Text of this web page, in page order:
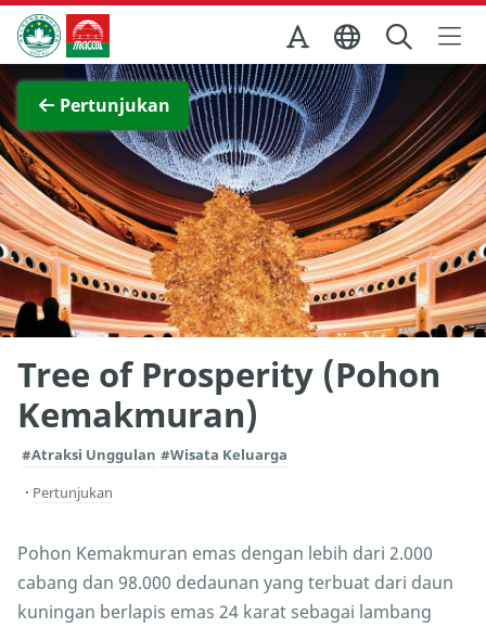
Skip to Main Content
Kantor Pariwisata Pemerintah Macau
Pertunjukan
Lihat layar penuh
Tree of Prosperity (Pohon
Kemakmuran)
#Atraksi Unggulan #Wisata Keluarga
Pertunjukan
Pohon Kemakmuran emas dengan lebih dari 2.000
cabang dan 98.000 dedaunan yang terbuat dari daun
kuningan berlapis emas 24 karat sebagai lambang